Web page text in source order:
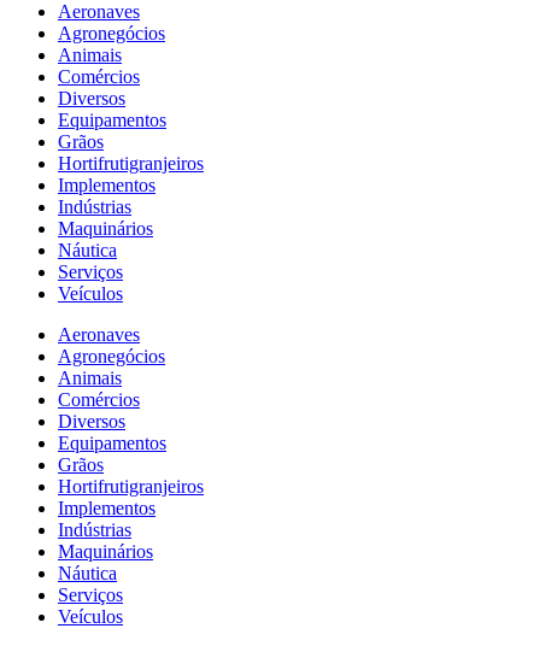
Aeronaves
Agronegócios
Animais
Comércios
Diversos
Equipamentos
Grãos
Hortifrutigranjeiros
Implementos
Indústrias
Maquinários
Náutica
Serviços
Veículos
Aeronaves
Agronegócios
Animais
Comércios
Diversos
Equipamentos
Grãos
Hortifrutigranjeiros
Implementos
Indústrias
Maquinários
Náutica
Serviços
Veículos